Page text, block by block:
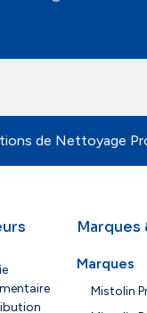
de Nettoyage
Marques
Marques
Mistolin